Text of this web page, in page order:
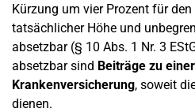
Kürzung um vier Prozent für
tatsächlicher Höhe und
absetzbar (§ 10 Abs. 1 Nr. 3
absetzbar sind Beiträge zu
Krankenversicherung, soweit
dienen.